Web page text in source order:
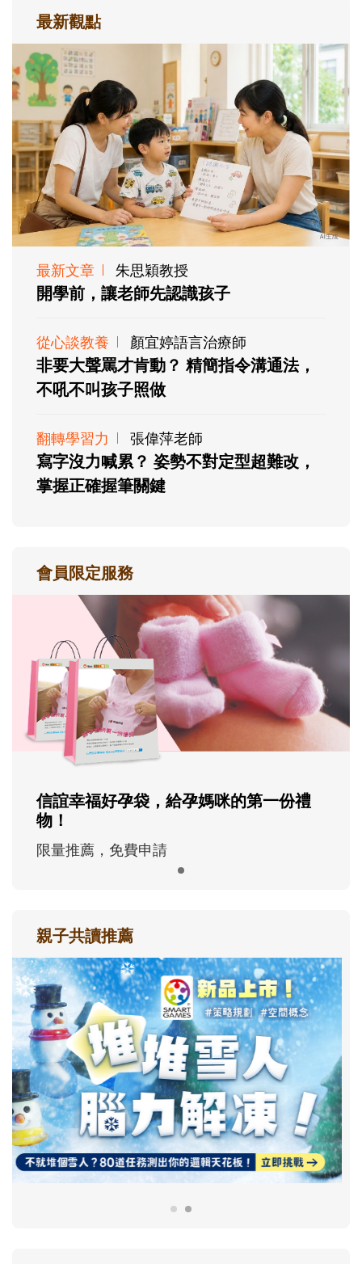
最新觀點
最新文章 朱思穎教授
開學前，讓老師先認識孩子
從心談教養 顏宜婷語言治療師
非要大聲罵才肯動？ 精簡指令溝通法，
不吼不叫孩子照做
翻轉學習力 張偉萍老師
寫字沒力喊累？ 姿勢不對定型超難改，
掌握正確握筆關鍵
會員限定服務
信誼幸福好孕袋，給孕媽咪的第一份禮
物！
限量推薦，免費申請
親子共讀推薦
最新活動